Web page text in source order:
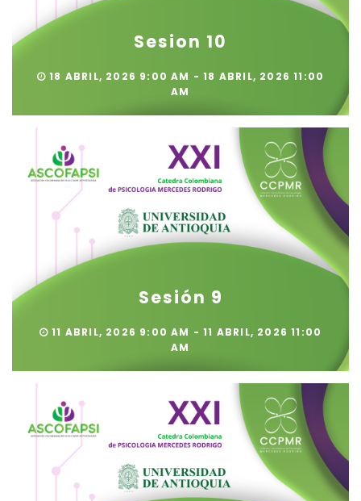
Sesion 10
18 ABRIL, 2026 9:00 AM - 18 ABRIL, 2026 11:00
AM
Sesión 9
11 ABRIL, 2026 9:00 AM - 11 ABRIL, 2026 11:00
AM